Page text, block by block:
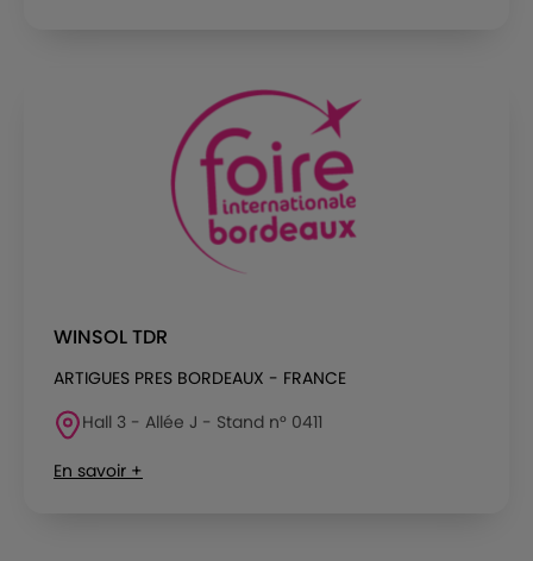
WINSOL TDR
ARTIGUES PRES BORDEAUX - FRANCE
Hall 3 - Allée J - Stand n° 0411
En savoir +